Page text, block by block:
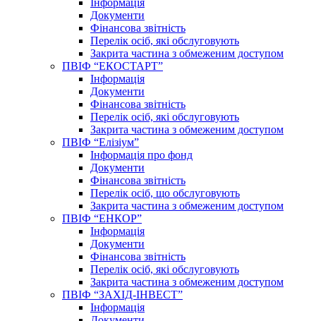
Інформація
Документи
Фінансова звітність
Перелік осіб, які обслуговують
Закрита частина з обмеженим доступом
ПВІФ “ЕКОСТАРТ”
Інформація
Документи
Фінансова звітність
Перелік осіб, які обслуговують
Закрита частина з обмеженим доступом
ПВІФ “Елізіум”
Інформація про фонд
Документи
Фінансова звітність
Перелік осіб, що обслуговують
Закрита частина з обмеженим доступом
ПВІФ “ЕНКОР”
Інформація
Документи
Фінансова звітність
Перелік осіб, які обслуговують
Закрита частина з обмеженим доступом
ПВІФ “ЗАХІД-ІНВЕСТ”
Інформація